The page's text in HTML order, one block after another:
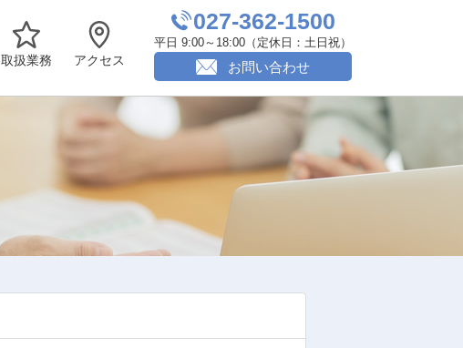
取扱業務 アクセス
027-362-1500
平日 9:00～18:00（定休日：土日祝）
お問い合わせ